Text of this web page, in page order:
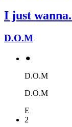
I just
D.O.M
⚫︎
D.O.M
D.O.M
E
2